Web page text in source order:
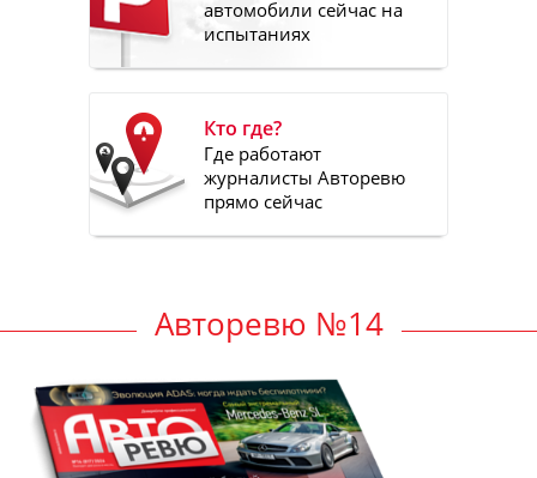
автомобили сейчас на
испытаниях
Кто где?
Где работают
журналисты Авторевю
прямо сейчас
Авторевю №14